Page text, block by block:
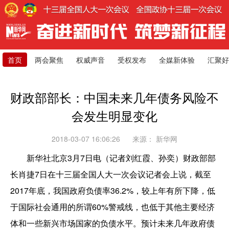
首页 两会聚焦 权威声音 受权发布 全媒新体验 汇聚
财政部部长：中国未来几年债务风险不
会发生明显变化
2018-03-07 16:06:26 来源： 新华网
新华社北京3月7日电（记者刘红霞、孙奕）财政部部
长肖捷7日在十三届全国人大一次会议记者会上说，截至
2017年底，我国政府负债率36.2%，较上年有所下降，低
于国际社会通用的所谓60%警戒线，也低于其他主要经济
体和一些新兴市场国家的负债水平。预计未来几年政府债